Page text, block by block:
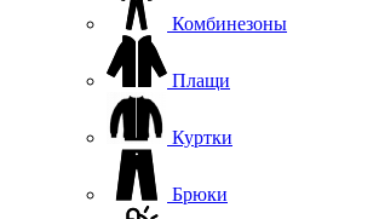
Комбинезоны
Плащи
Куртки
Брюки